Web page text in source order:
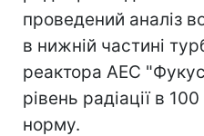
проведений аналіз
в нижній частині
реактора АЕС
рівень радіації в
норму.